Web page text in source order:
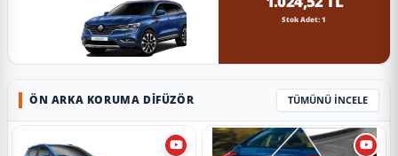
Stok Adet: 1
ÖN ARKA KORUMA DIFÜZÖR TÜMÜNÜ İNCELE